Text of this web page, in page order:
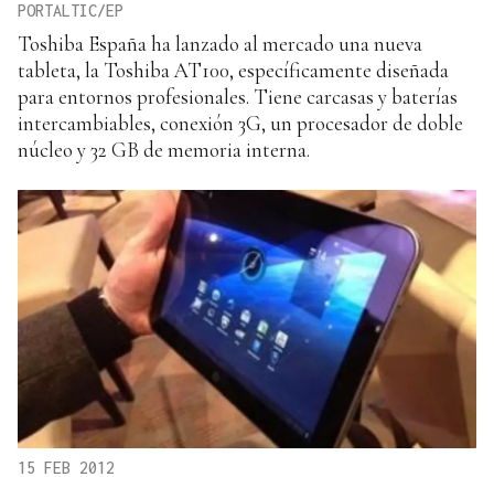
PORTALTIC/EP
Toshiba España ha lanzado al mercado una nueva
tableta, la Toshiba AT100, específicamente diseñada
para entornos profesionales. Tiene carcasas y baterías
intercambiables, conexión 3G, un procesador de doble
núcleo y 32 GB de memoria interna.
15 FEB 2012